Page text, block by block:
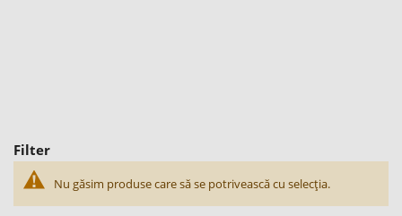
Filter
Nu găsim produse care să se potrivească cu selecția.